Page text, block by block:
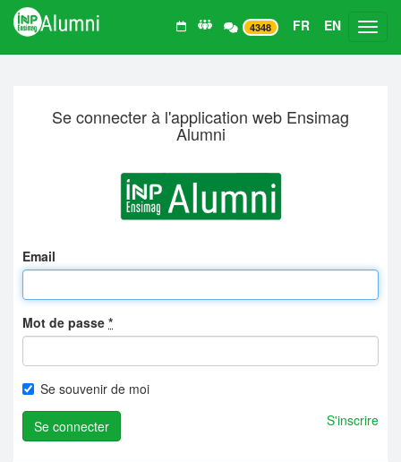
4348 FR EN
Se connecter à l'application web Ensimag
Alumni
Email
Mot de passe *
Se souvenir de moi
S'inscrire